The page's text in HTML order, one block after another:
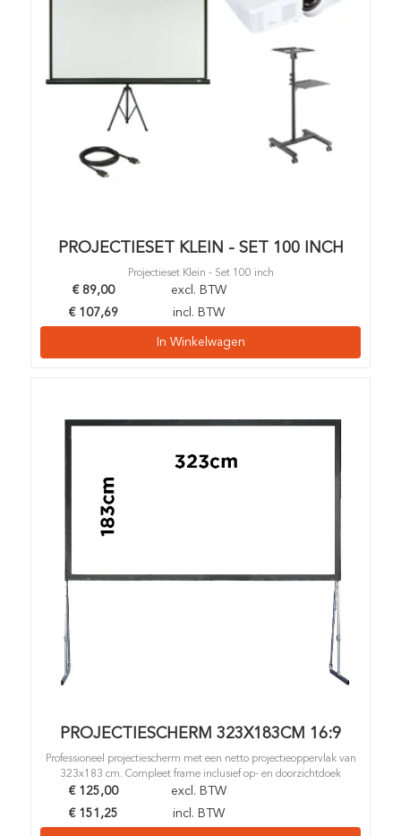
PROJECTIESET KLEIN - SET 100 INCH
Projectieset Klein - Set 100 inch
€ 89,00
excl. BTW
€ 107,69 incl. BTW
In Winkelwagen
PROJECTIESCHERM 323X183CM 16:9
Professioneel projectiescherm met een netto projectieoppervlak van
323x183 cm. Compleet frame inclusief op- en doorzichtdoek
€ 125,00
excl. BTW
€ 151,25 incl. BTW